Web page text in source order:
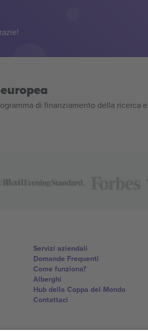
di finanziamento della ricerca e
Servizi aziendali
Domande Frequenti
Come funziona?
Alberghi
Hub della Coppa del Mondo
Contattaci